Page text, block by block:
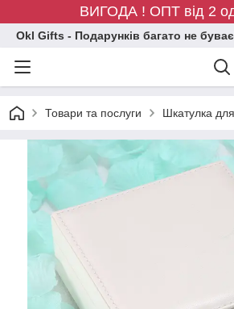
ВИГОДА ! ОПТ від 2
Okl Gifts - Подарунків багато не
Товари та послуги Шкатулка